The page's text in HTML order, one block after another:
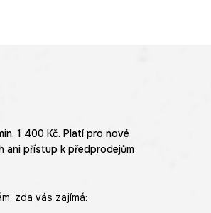
1 400 Kč. Platí pro nové
ani přístup k předprodejům
zda vás zajímá: